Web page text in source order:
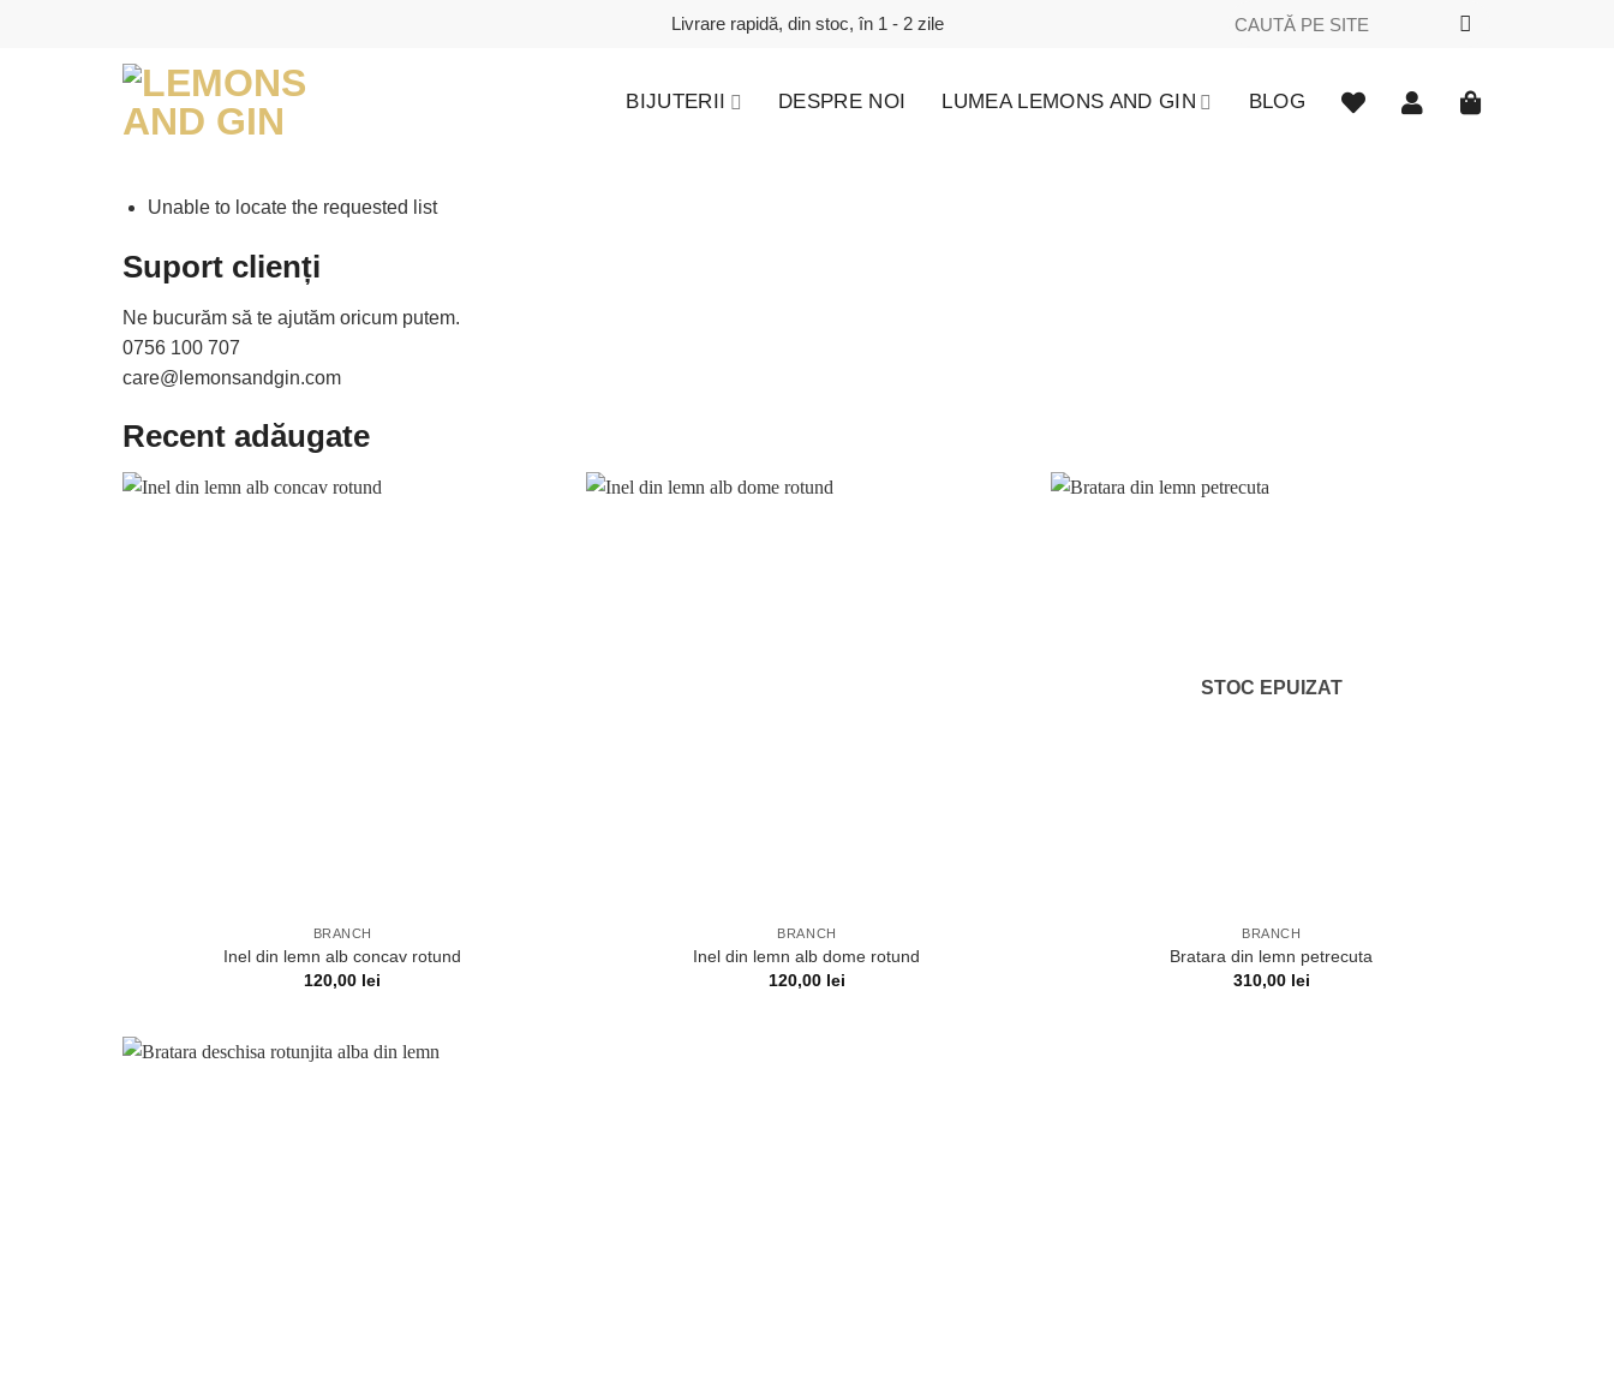
Livrare rapidă, din stoc, în 1 - 2 zile
Caută
BIJUTERII DESPRE NOI LUMEA LEMONS AND GIN BLOG
Unable to locate the requested list
Suport clienți
Ne bucurăm să te ajutăm oricum putem.
0756 100 707
care@lemonsandgin.com
Recent adăugate
BRANCH
Inel din lemn alb concav rotund
120,00 lei
BRANCH
Inel din lemn alb dome rotund
120,00 lei
STOC EPUIZAT
BRANCH
Bratara din lemn petrecuta
310,00 lei